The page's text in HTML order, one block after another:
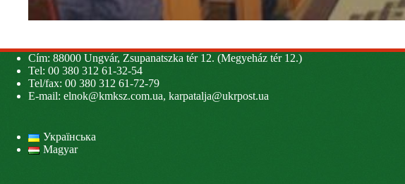
Cím: 88000 Ungvár, Zsupanatszka tér 12. (Megyeház tér 12.)
Tel: 00 380 312 61-32-54
Tel/fax: 00 380 312 61-72-79
E-mail: elnok@kmksz.com.ua, karpatalja@ukrpost.ua
Українська
Magyar